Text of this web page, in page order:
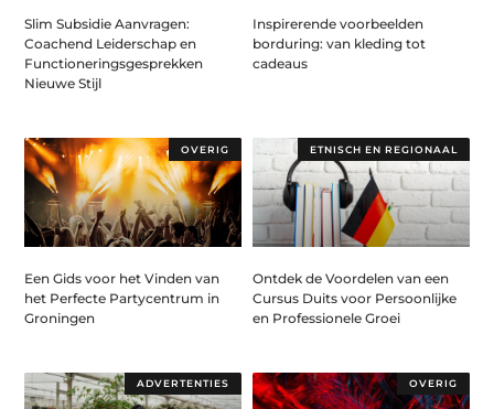
Slim Subsidie Aanvragen:
Coachend Leiderschap en
Functioneringsgesprekken
Nieuwe Stijl
Inspirerende voorbeelden
borduring: van kleding tot
cadeaus
OVERIG
Een Gids voor het Vinden van
het Perfecte Partycentrum in
Groningen
ETNISCH EN REGIONAAL
Ontdek de Voordelen van een
Cursus Duits voor Persoonlijke
en Professionele Groei
ADVERTENTIES OVERIG